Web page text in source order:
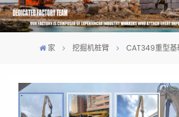
家 挖掘机桩臂 CAT349重型基